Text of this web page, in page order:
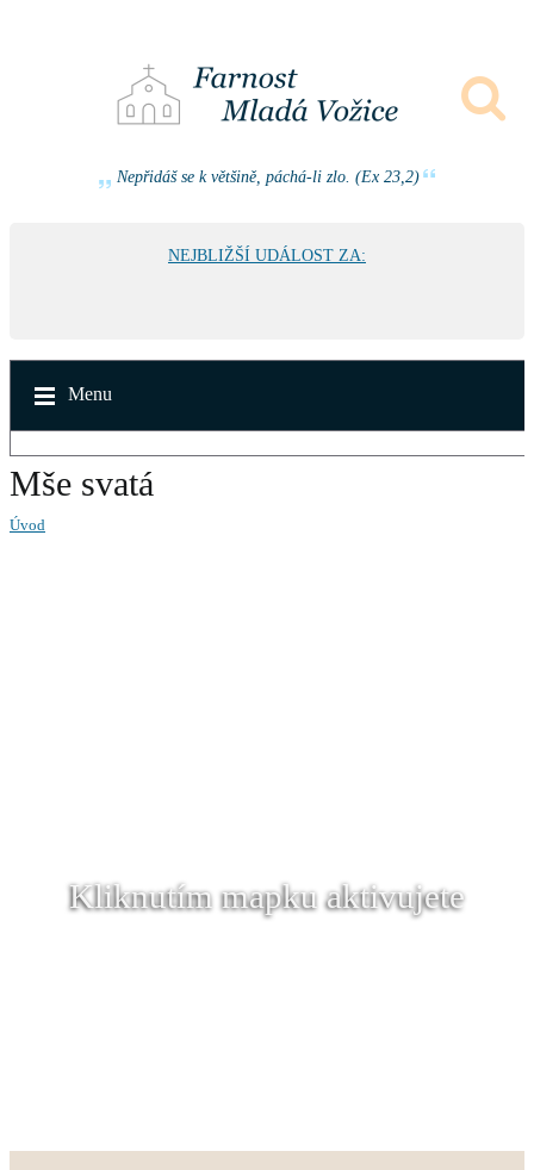
Nepřidáš se k většině, páchá-li zlo. (Ex 23,2)
NEJBLIŽŠÍ UDÁLOST ZA:
Menu
Mše svatá
Úvod
Kliknutím mapku aktivujete